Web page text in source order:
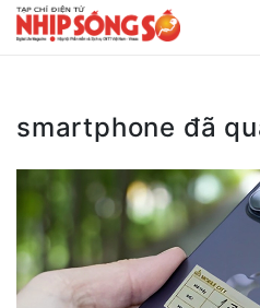
smartphone đã